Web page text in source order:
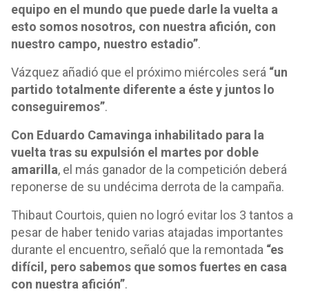
equipo en el mundo que puede darle la vuelta a
esto somos nosotros, con nuestra afición, con
nuestro campo, nuestro estadio”.
Vázquez añadió que el próximo miércoles será “un
partido totalmente diferente a éste y juntos lo
conseguiremos”.
Con Eduardo Camavinga inhabilitado para la
vuelta tras su expulsión el martes por doble
amarilla, el más ganador de la competición deberá
reponerse de su undécima derrota de la campaña.
Thibaut Courtois, quien no logró evitar los 3 tantos a
pesar de haber tenido varias atajadas importantes
durante el encuentro, señaló que la remontada “es
difícil, pero sabemos que somos fuertes en casa
con nuestra afición”.